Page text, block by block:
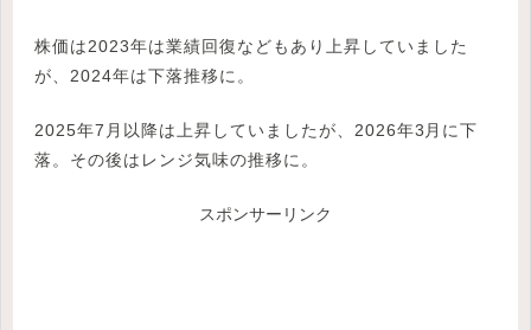
株価は2023年は業績回復などもあり上昇していました
が、2024年は下落推移に。
2025年7月以降は上昇していましたが、2026年3月に下
落。その後はレンジ気味の推移に。
スポンサーリンク